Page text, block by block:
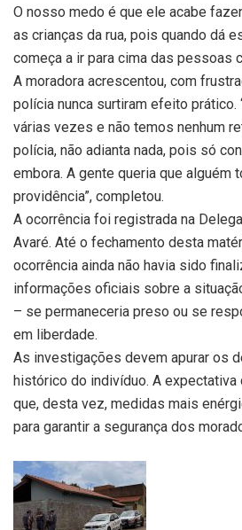
O nosso medo é que ele acabe
as crianças da rua, pois quando dá
começa a ir para cima das pessoas
A moradora acrescentou, com
polícia nunca surtiram efeito prático.
várias vezes e não temos nenhum
polícia, não adianta nada, pois só
embora. A gente queria que alguém
providência”, completou.
A ocorrência foi registrada na
Avaré. Até o fechamento desta
ocorrência ainda não havia sido
informações oficiais sobre a
– se permaneceria preso ou se
em liberdade.
As investigações devem apurar os
histórico do indivíduo. A expectativa
que, desta vez, medidas mais
para garantir a segurança dos